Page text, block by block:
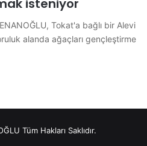
isteniyor
Tokat'a bağlı bir Alevi
alanda ağaçları gençleştirme
Tüm Hakları Saklıdır.